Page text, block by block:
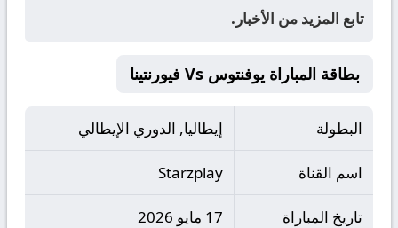
تابع المزيد من الأخبار.
بطاقة المباراة يوفنتوس Vs فيورنتينا
البطولة إيطاليا, الدوري الإيطالي
اسم القناة Starzplay
تاريخ المباراة 17 مايو 2026